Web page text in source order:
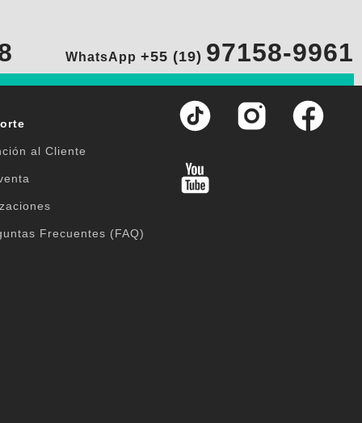
WhatsApp +55 (19) 97158-9961
al Cliente
Frecuentes (FAQ)